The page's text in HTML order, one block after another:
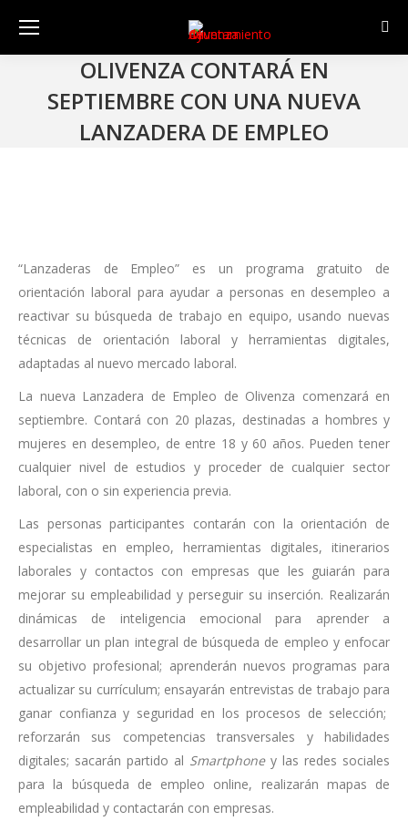
OLIVENZA CONTARÁ EN
SEPTIEMBRE CON UNA NUEVA
LANZADERA DE EMPLEO
“Lanzaderas de Empleo” es un programa gratuito de
orientación laboral para ayudar a personas en desempleo a
reactivar su búsqueda de trabajo en equipo, usando nuevas
técnicas de orientación laboral y herramientas digitales,
adaptadas al nuevo mercado laboral.
La nueva Lanzadera de Empleo de Olivenza comenzará en
septiembre. Contará con 20 plazas, destinadas a hombres y
mujeres en desempleo, de entre 18 y 60 años. Pueden tener
cualquier nivel de estudios y proceder de cualquier sector
laboral, con o sin experiencia previa.
Las personas participantes contarán con la orientación de
especialistas en empleo, herramientas digitales, itinerarios
laborales y contactos con empresas que les guiarán para
mejorar su empleabilidad y perseguir su inserción. Realizarán
dinámicas de inteligencia emocional para aprender a
desarrollar un plan integral de búsqueda de empleo y enfocar
su objetivo profesional; aprenderán nuevos programas para
actualizar su currículum; ensayarán entrevistas de trabajo para
ganar confianza y seguridad en los procesos de selección;
reforzarán sus competencias transversales y habilidades
digitales; sacarán partido al Smartphoney las redes sociales
para la búsqueda de empleo online, realizarán mapas de
empleabilidad y contactarán con empresas.